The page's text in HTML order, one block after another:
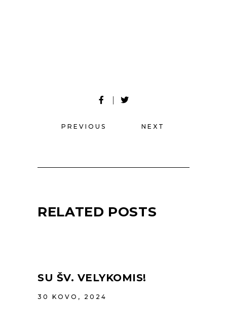
PREVIOUS NEXT
RELATED POSTS
SU ŠV. VELYKOMIS!
30 KOVO, 2024